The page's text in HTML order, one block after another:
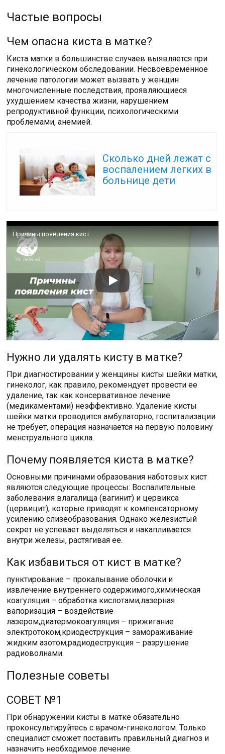
Частые вопросы
Чем опасна киста в матке?
Киста матки в большинстве случаев выявляется при
гинекологическом обследовании. Несвоевременное
лечение патологии может вызвать у женщин
многочисленные последствия, проявляющиеся
ухудшением качества жизни, нарушением
репродуктивной функции, психологическими
проблемами, анемией.
Сколько дней лежат с
воспалением легких в
больнице дети
Причины появления кист
Нужно ли удалять кисту в матке?
При диагностировании у женщины кисты шейки матки,
гинеколог, как правило, рекомендует провести ее
удаление, так как консервативное лечение
(медикаментами) неэффективно. Удаление кисты
шейки матки проводится амбулаторно, госпитализации
не требует, операция назначается на первую половину
менструального цикла.
Почему появляется киста в матке?
Основными причинами образования наботовых кист
являются следующие процессы: Воспалительные
заболевания влагалища (вагинит) и цервикса
(цервицит), которые приводят к компенсаторному
усилению слизеобразования. Однако железистый
секрет не успевает выделяться и накапливается
внутри железы, растягивая ее.
Как избавиться от кист в матке?
пунктирование – прокалывание оболочки и
извлечение внутреннего содержимого,химическая
коагуляция – обработка кислотами,лазерная
вапоризация – воздействие
лазером,диатермокоагуляция – прижигание
электротоком,криодеструкция – замораживание
жидким азотом,радиодеструкция – разрушение
радиоволнами.
Полезные советы
СОВЕТ №1
При обнаружении кисты в матке обязательно
проконсультируйтесь с врачом-гинекологом. Только
специалист сможет поставить правильный диагноз и
назначить необходимое лечение.